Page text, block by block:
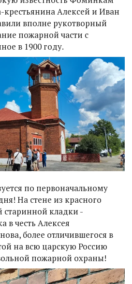
крестьянина Алексей и Иван
вполне рукотворный
пожарной части с
в 1900 году.
по первоначальному
На стене из красного
старинной кладки -
в честь Алексея
более отличившегося в
на всю царскую Россию
пожарной охраны!